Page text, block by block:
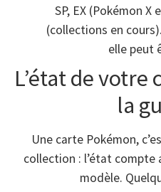
SP, EX (Pokémon X
(collections en
elle peut
L’état de votre
la
Une carte Pokémon,
collection : l’état compte
modèle.